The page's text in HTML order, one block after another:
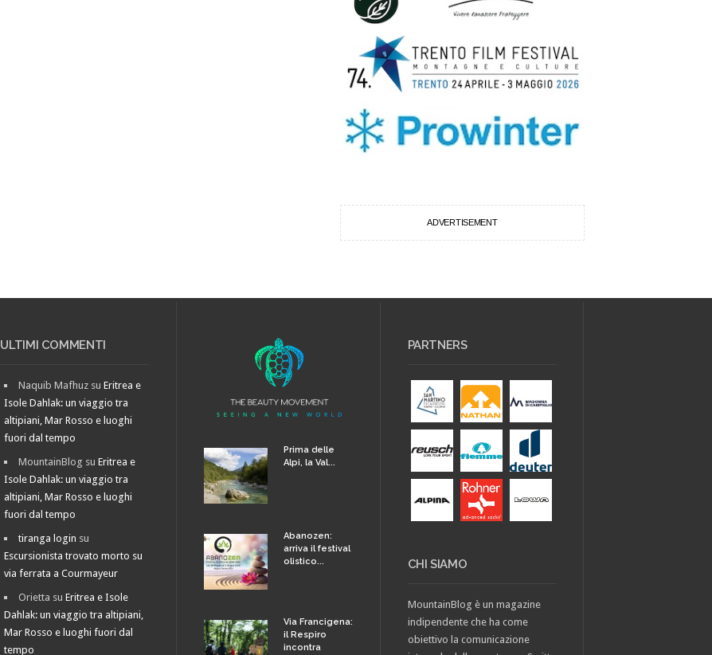
ADVERTISEMENT
ULTIMI COMMENTI
Naquib Mafhuz suEritrea e
Isole Dahlak: un viaggio tra
altipiani, Mar Rosso e luoghi
fuori dal tempo
MountainBlog suEritrea e
Isole Dahlak: un viaggio tra
altipiani, Mar Rosso e luoghi
fuori dal tempo
tiranga login su
Escursionista trovato morto su
via ferrata a Courmayeur
Orietta suEritrea e Isole
Dahlak: un viaggio tra altipiani,
Mar Rosso e luoghi fuori dal
tempo
Prima delle
Alpi, la Val...
Abanozen:
arriva il festival
olistico...
Via Francigena:
il Respiro
incontra
PARTNERS
CHI SIAMO
MountainBlog è un magazine
indipendente che ha come
obiettivo la comunicazione